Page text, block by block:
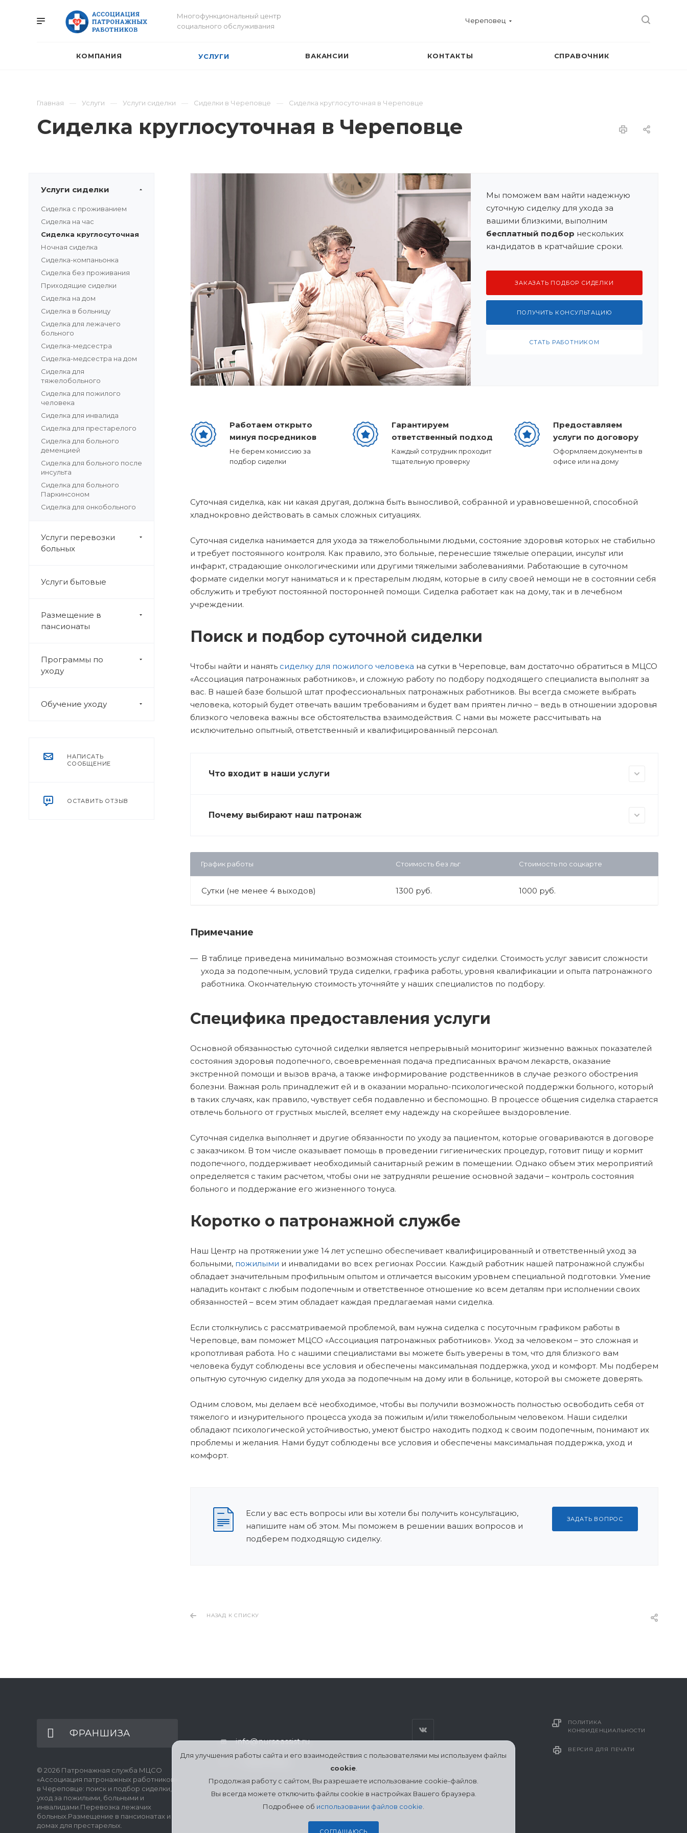
Многофункциональный центр
социального обслуживания
Череповец
КОМПАНИЯ УСЛУГИ ВАКАНСИИ КОНТАКТЫ СПРАВОЧНИК
Главная Услуги Услуги сиделки Сиделки в Череповце Сиделка круглосуточная в Череповце
Сиделка круглосуточная в Череповце
Услуги сиделки
Сиделка с проживанием
Сиделка на час
Сиделка круглосуточная
Ночная сиделка
Сиделка-компаньонка
Сиделка без проживания
Приходящие сиделки
Сиделка на дом
Сиделка в больницу
Сиделка для лежачего
больного
Сиделка-медсестра
Сиделка-медсестра на дом
Сиделка для
тяжелобольного
Сиделка для пожилого
человека
Сиделка для инвалида
Сиделка для престарелого
Сиделка для больного
деменцией
Сиделка для больного после
инсульта
Сиделка для больного
Паркинсоном
Сиделка для онкобольного
Услуги перевозки
больных
Услуги бытовые
Размещение в
пансионаты
Программы по
уходу
Обучение уходу
НАПИСАТЬ
СООБЩЕНИЕ
ОСТАВИТЬ ОТЗЫВ
Мы поможем вам найти надежную
суточную сиделку для ухода за
вашими близкими, выполним
бесплатный подбор нескольких
кандидатов в кратчайшие сроки.
ЗАКАЗАТЬ ПОДБОР СИДЕЛКИ
ПОЛУЧИТЬ КОНСУЛЬТАЦИЮ
СТАТЬ РАБОТНИКОМ
Работаем открыто
минуя посредников
Не берем комиссию за
подбор сиделки
Гарантируем
ответственный подход
Каждый сотрудник проходит
тщательную проверку
Предоставляем
услуги по договору
Оформляем документы в
офисе или на дому
Суточная сиделка, как ни какая другая, должна быть выносливой, собранной и уравновешенной, способной
хладнокровно действовать в самых сложных ситуациях.
Суточная сиделка нанимается для ухода за тяжелобольными людьми, состояние здоровья которых не стабильно
и требует постоянного контроля. Как правило, это больные, перенесшие тяжелые операции, инсульт или
инфаркт, страдающие онкологическими или другими тяжелыми заболеваниями. Работающие в суточном
формате сиделки могут наниматься и к престарелым людям, которые в силу своей немощи не в состоянии себя
обслужить и требуют постоянной посторонней помощи. Сиделка работает как на дому, так и в лечебном
учреждении.
Поиск и подбор суточной сиделки
Чтобы найти и нанять сиделку для пожилого человека на сутки в Череповце, вам достаточно обратиться в МЦСО
«Ассоциация патронажных работников», и сложную работу по подбору подходящего специалиста выполнят за
вас. В нашей базе большой штат профессиональных патронажных работников. Вы всегда сможете выбрать
человека, который будет отвечать вашим требованиям и будет вам приятен лично – ведь в отношении здоровья
близкого человека важны все обстоятельства взаимодействия. С нами вы можете рассчитывать на
исключительно опытный, ответственный и квалифицированный персонал.
Что входит в наши услуги
Почему выбирают наш патронаж
График работы Стоимость без льг Стоимость по соцкарте
Сутки (не менее 4 выходов) 1300 руб. 1000 руб.
Примечание
В таблице приведена минимально возможная стоимость услуг сиделки. Стоимость услуг зависит сложности
ухода за подопечным, условий труда сиделки, графика работы, уровня квалификации и опыта патронажного
работника. Окончательную стоимость уточняйте у наших специалистов по подбору.
Специфика предоставления услуги
Основной обязанностью суточной сиделки является непрерывный мониторинг жизненно важных показателей
состояния здоровья подопечного, своевременная подача предписанных врачом лекарств, оказание
экстренной помощи и вызов врача, а также информирование родственников в случае резкого обострения
болезни. Важная роль принадлежит ей и в оказании морально-психологической поддержки больного, который
в таких случаях, как правило, чувствует себя подавленно и беспомощно. В процессе общения сиделка старается
отвлечь больного от грустных мыслей, вселяет ему надежду на скорейшее выздоровление.
Суточная сиделка выполняет и другие обязанности по уходу за пациентом, которые оговариваются в договоре
с заказчиком. В том числе оказывает помощь в проведении гигиенических процедур, готовит пищу и кормит
подопечного, поддерживает необходимый санитарный режим в помещении. Однако объем этих мероприятий
определяется с таким расчетом, чтобы они не затрудняли решение основной задачи – контроль состояния
больного и поддержание его жизненного тонуса.
Коротко о патронажной службе
Наш Центр на протяжении уже 14 лет успешно обеспечивает квалифицированный и ответственный уход за
больными, пожилыми и инвалидами во всех регионах России. Каждый работник нашей патронажной службы
обладает значительным профильным опытом и отличается высоким уровнем специальной подготовки. Умение
наладить контакт с любым подопечным и ответственное отношение ко всем деталям при исполнении своих
обязанностей – всем этим обладает каждая предлагаемая нами сиделка.
Если столкнулись с рассматриваемой проблемой, вам нужна сиделка с посуточным графиком работы в
Череповце, вам поможет МЦСО «Ассоциация патронажных работников». Уход за человеком – это сложная и
кропотливая работа. Но с нашими специалистами вы можете быть уверены в том, что для близкого вам
человека будут соблюдены все условия и обеспечены максимальная поддержка, уход и комфорт. Мы подберем
опытную суточную сиделку для ухода за подопечным на дому или в больнице, которой вы сможете доверять.
Одним словом, мы делаем всё необходимое, чтобы вы получили возможность полностью освободить себя от
тяжелого и изнурительного процесса ухода за пожилым и/или тяжелобольным человеком. Наши сиделки
обладают психологической устойчивостью, умеют быстро находить подход к своим подопечным, понимают их
проблемы и желания. Нами будут соблюдены все условия и обеспечены максимальная поддержка, уход и
комфорт.
Если у вас есть вопросы или вы хотели бы получить консультацию,
напишите нам об этом. Мы поможем в решении ваших вопросов и
подберем подходящую сиделку.
ЗАДАТЬ ВОПРОС
НАЗАД К СПИСКУ
ФРАНШИЗА
© 2026 Патронажная служба МЦСО
«Ассоциация патронажных работников»
в Череповце: поиск и подбор сиделки,
уход за пожилыми, больными и
инвалидами.Перевозка лежачих
больных.Размещение в пансионатах и
домах для престарелых.
info@nurseassist.ru
ПОЛИТИКА
КОНФИДЕНЦИАЛЬНОСТИ
ВЕРСИЯ ДЛЯ ПЕЧАТИ
Для улучшения работы сайта и его взаимодействия с пользователями мы используем файлы
cookie.
Продолжая работу с сайтом, Вы разрешаете использование cookie-файлов.
Вы всегда можете отключить файлы cookie в настройках Вашего браузера.
Подробнее об использовании файлов cookie
СОГЛАШАЮСЬ